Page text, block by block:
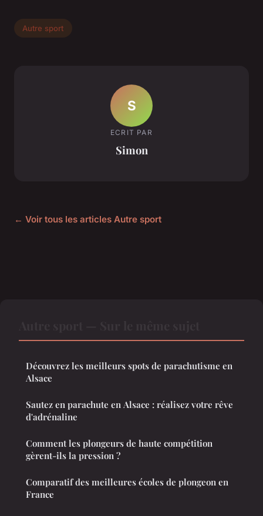
Autre sport
S
ECRIT PAR
Simon
← Voir tous les articles Autre sport
Découvrez les meilleurs spots de parachutisme en
Alsace
Sautez en parachute en Alsace : réalisez votre rêve
d'adrénaline
Comment les plongeurs de haute compétition
gèrent-ils la pression ?
Comparatif des meilleures écoles de plongeon en
France